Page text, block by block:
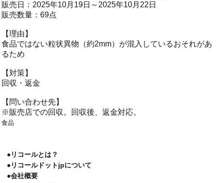
販売日：2025年10月19日～2025年10月22日
販売数量：69点
【理由】
食品ではない粒状異物（約2mm）が混入しているおそれがあ
るため
【対策】
回収・返金
【問い合わせ先】
※販売店での回収。回収後、返金対応。
食品
●リコールとは？
●リコールドットjpについて
●会社概要